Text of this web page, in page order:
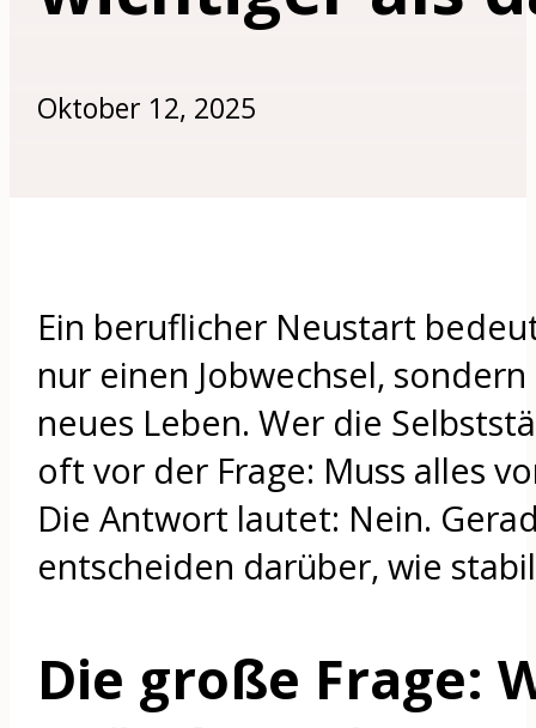
Oktober 12, 2025
Ein beruflicher Neustart
nur einen Jobwechsel,
neues Leben. Wer die
oft vor der Frage: Muss alles
Die Antwort lautet: Nein.
entscheiden darüber, wie
Die große Frage: